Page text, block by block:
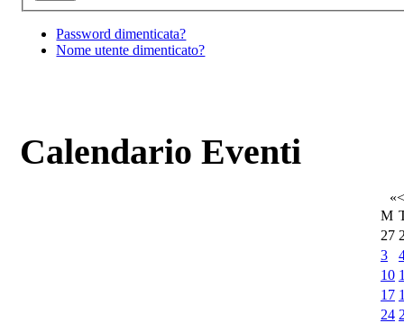
Password dimenticata?
Nome utente dimenticato?
Calendario Eventi
«<
M
27
3
10
17
24